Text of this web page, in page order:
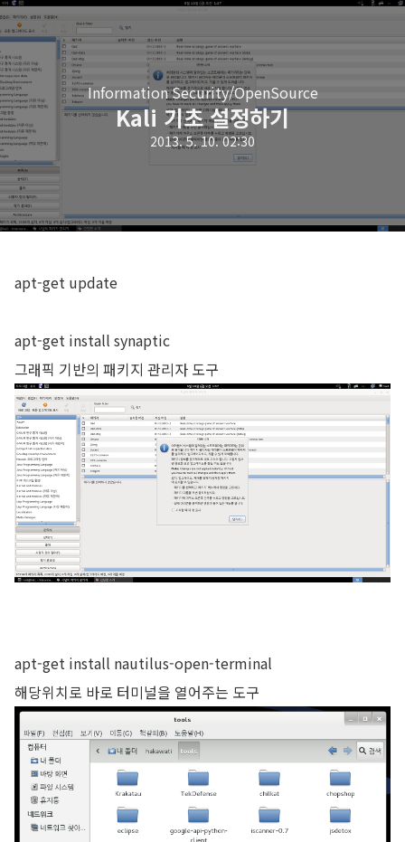
Information Security/OpenSource
Kali 기초 설정하기
2013. 5. 10. 02:30
apt-get update
apt-get install synaptic
그래픽 기반의 패키지 관리자 도구
apt-get install nautilus-open-terminal
해당위치로 바로 터미널을 열어주는 도구